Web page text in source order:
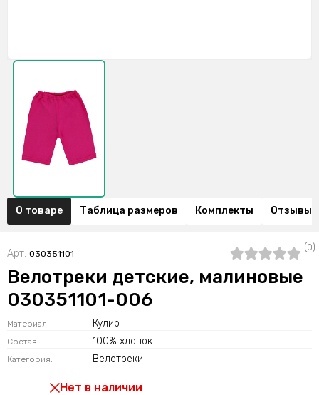
О товаре Таблица размеров Комплекты Отзывы
Арт. 030351101
(0)
Велотреки детские, малиновые
030351101-006
Материал Кулир
Состав 100% хлопок
Категория: Велотреки
Нет в наличии